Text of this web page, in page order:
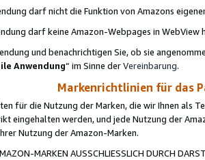
darf nicht die Funktion von Amazons
darf keine Amazon-Webpages in WebView
und benachrichtigen Sie, ob sie
Anwendung“ im Sinne derVereinbarung.
Markenrichtlinien für das
für die Nutzung der Marken, die wir Ihnen als
eingehalten werden, und jede Nutzung der
Nutzung der Amazon-Marken.
MARKEN AUSSCHLIESSLICH DURCH